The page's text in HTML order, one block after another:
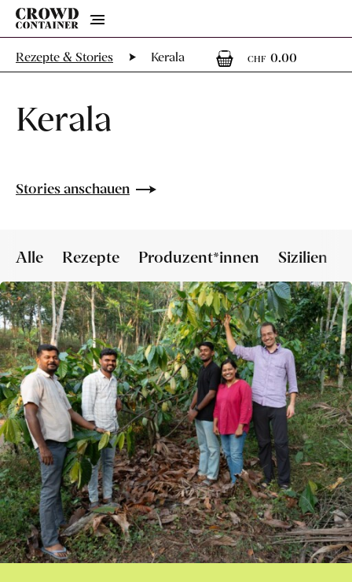
Menu
Rezepte & Stories Kerala
CHF 0.000
Kerala
Stories anschauen
Alle Rezepte Produzent*innen Sizilien